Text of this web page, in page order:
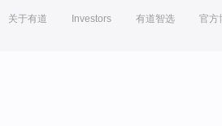
关于有道 Investors 有道智选 官方